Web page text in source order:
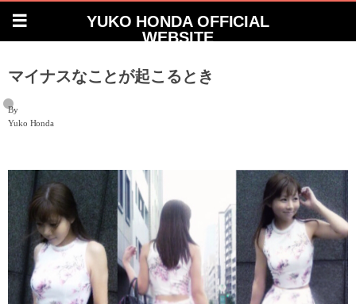
YUKO HONDA OFFICIAL
WEBSITE
マイナスなことが起こるとき
By
Yuko Honda